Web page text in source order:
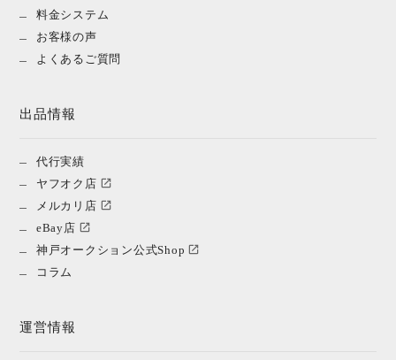
料金システム
お客様の声
よくあるご質問
出品情報
代行実績
ヤフオク店
メルカリ店
eBay店
神戸オークション公式Shop
コラム
運営情報